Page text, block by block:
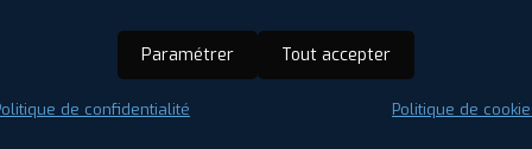
adherent Offres d'emploi FAQ
Paramétrer Tout accepter
de confidentialité Politique de